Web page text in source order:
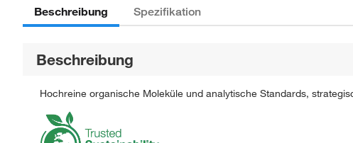
Beschreibung Spezifikation
Beschreibung
Hochreine organische Moleküle und analytische Standards,